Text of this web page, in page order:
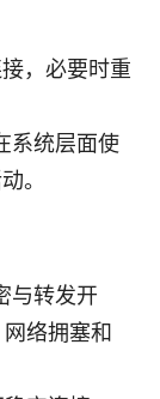
，必要时重
系统层面使
。
与转发开
络拥塞和